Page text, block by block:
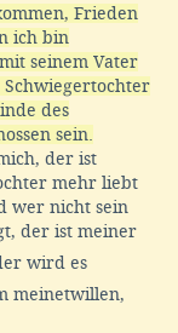
Frieden
ich bin
seinem Vater
des
sein.
der ist
mehr liebt
wer nicht sein
der ist meiner
wird es
meinetwillen,